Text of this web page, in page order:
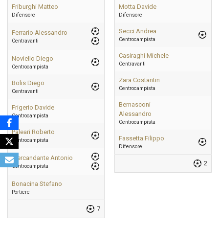
Friburghi Matteo
Difensore
Ferrario Alessandro
Centravanti
Noviello Diego
Centrocampista
Bolis Diego
Centravanti
Frigerio Davide
Centrocampista
Paleari Roberto
Centrocampista
Mercandante Antonio
Centrocampista
Bonacina Stefano
Portiere
7
Motta Davide
Difensore
Secci Andrea
Centrocampista
Casiraghi Michele
Centravanti
Zara Costantin
Centrocampista
Bernasconi
Alessandro
Centrocampista
Fassetta Filippo
Difensore
2